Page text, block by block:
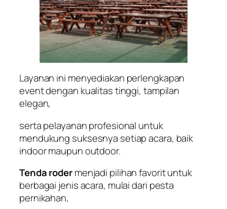
Layanan ini menyediakan perlengkapan
event dengan kualitas tinggi, tampilan
elegan,
serta pelayanan profesional untuk
mendukung suksesnya setiap acara, baik
indoor maupun outdoor.
Tenda rodermenjadi pilihan favorit untuk
berbagai jenis acara, mulai dari pesta
pernikahan,